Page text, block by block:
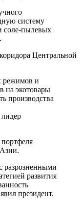
систему
соле-пылевых
Центральной
режимов и
на экотовары
производства
разрозненными
развития
президент.